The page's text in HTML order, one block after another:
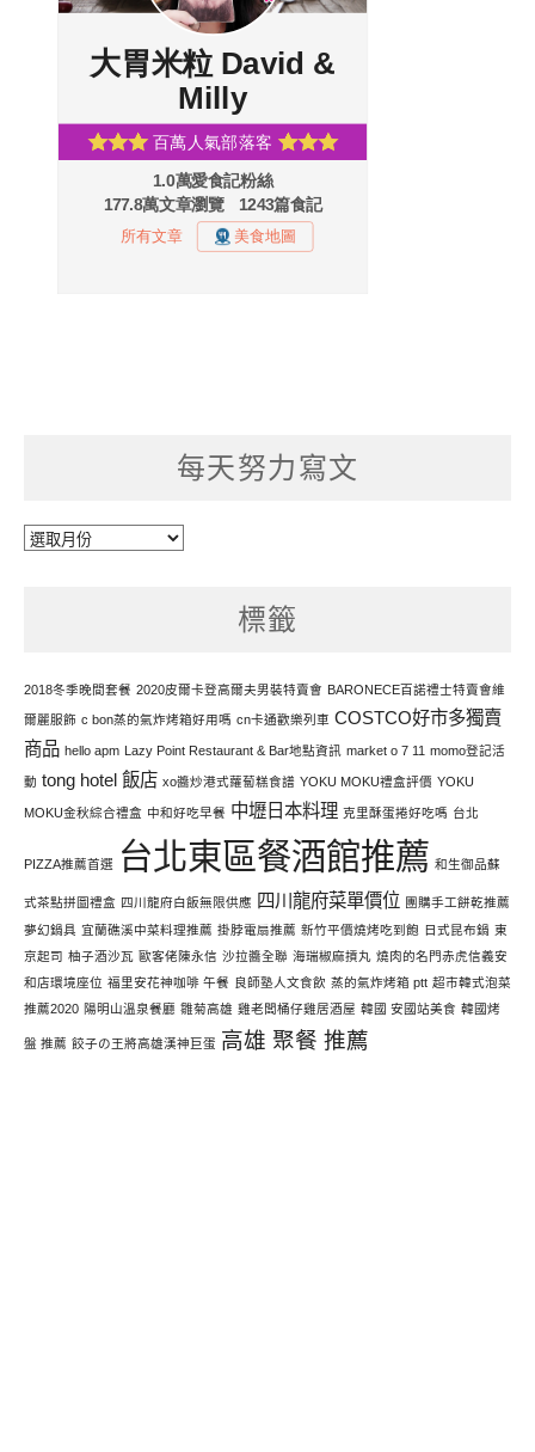
每天努力寫文
每
標籤
2018冬季晚間套餐 2020皮爾卡登高爾夫男裝特賣會 BARONECE百諾禮士特賣會維
爾麗服飾 c bon蒸的氣炸烤箱好用嗎 cn卡通歡樂列車 COSTCO好市多獨賣
商品 hello apm Lazy Point Restaurant & Bar地點資訊 market o 7 11 momo登記活
動 tong hotel 飯店 xo醬炒港式蘿蔔糕食譜 YOKU MOKU禮盒評價 YOKU
MOKU金秋綜合禮盒 中和好吃早餐 中壢日本料理 克里酥蛋捲好吃嗎 台北
PIZZA推薦首選 台北東區餐酒館推薦 和生御品蘇
式茶點拼圖禮盒 四川龍府白飯無限供應 四川龍府菜單價位 團購手工餅乾推薦
夢幻鍋具 宜蘭礁溪中菜料理推薦 掛脖電扇推薦 新竹平價燒烤吃到飽 日式昆布鍋 東
京起司 柚子酒沙瓦 歐客佬陳永信 沙拉醬全聯 海瑞椒麻摃丸 燒肉的名門赤虎信義安
和店環境座位 福里安花神咖啡 午餐 良師塾人文食飲 蒸的氣炸烤箱 ptt 超市韓式泡菜
推薦2020 陽明山溫泉餐廳 雛菊高雄 雞老闆桶仔雞居酒屋 韓國 安國站美食 韓國烤
盤 推薦 餃子の王將高雄漢神巨蛋 高雄 聚餐 推薦